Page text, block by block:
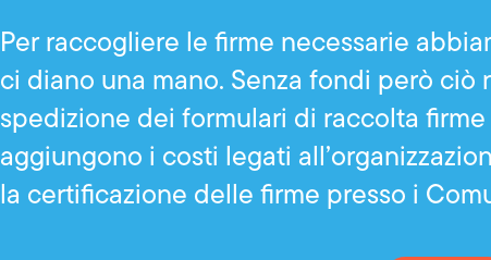
Per raccogliere le firme necessarie
ci diano una mano. Senza fondi però ciò
spedizione dei formulari di raccolta
aggiungono i costi legati
la certificazione delle firme presso i